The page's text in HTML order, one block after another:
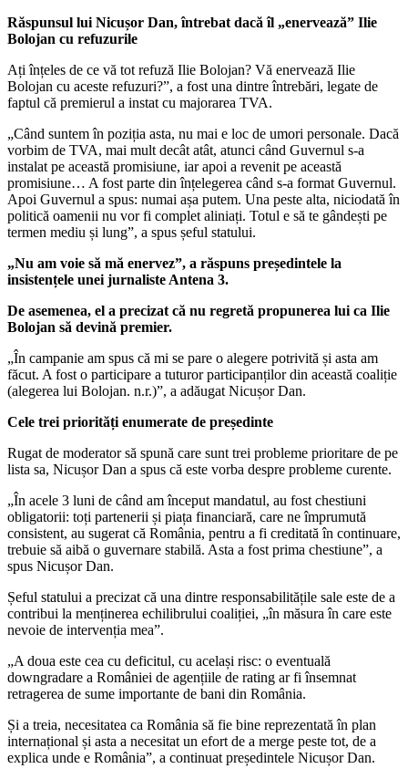
Răspunsul lui Nicușor Dan, întrebat dacă îl „enervează” Ilie
Bolojan cu refuzurile
Ați înțeles de ce vă tot refuză Ilie Bolojan? Vă enervează Ilie
Bolojan cu aceste refuzuri?”, a fost una dintre întrebări, legate de
faptul că premierul a instat cu majorarea TVA.
„Când suntem în poziția asta, nu mai e loc de umori personale. Dacă
vorbim de TVA, mai mult decât atât, atunci când Guvernul s-a
instalat pe această promisiune, iar apoi a revenit pe această
promisiune… A fost parte din înțelegerea când s-a format Guvernul.
Apoi Guvernul a spus: numai așa putem. Una peste alta, niciodată în
politică oamenii nu vor fi complet aliniați. Totul e să te gândești pe
termen mediu și lung”, a spus șeful statului.
„Nu am voie să mă enervez”, a răspuns președintele la
insistențele unei jurnaliste Antena 3.
De asemenea, el a precizat că nu regretă propunerea lui ca Ilie
Bolojan să devină premier.
„În campanie am spus că mi se pare o alegere potrivită și asta am
făcut. A fost o participare a tuturor participanților din această coaliție
(alegerea lui Bolojan. n.r.)”, a adăugat Nicușor Dan.
Cele trei priorități enumerate de președinte
Rugat de moderator să spună care sunt trei probleme prioritare de pe
lista sa, Nicușor Dan a spus că este vorba despre probleme curente.
„În acele 3 luni de când am început mandatul, au fost chestiuni
obligatorii: toți partenerii și piața financiară, care ne împrumută
consistent, au sugerat că România, pentru a fi creditată în continuare,
trebuie să aibă o guvernare stabilă. Asta a fost prima chestiune”, a
spus Nicușor Dan.
Șeful statului a precizat că una dintre responsabilitățile sale este de a
contribui la menținerea echilibrului coaliției, „în măsura în care este
nevoie de intervenția mea”.
„A doua este cea cu deficitul, cu același risc: o eventuală
downgradare a României de agențiile de rating ar fi însemnat
retragerea de sume importante de bani din România.
Și a treia, necesitatea ca România să fie bine reprezentată în plan
internațional și asta a necesitat un efort de a merge peste tot, de a
explica unde e România”, a continuat președintele Nicușor Dan.